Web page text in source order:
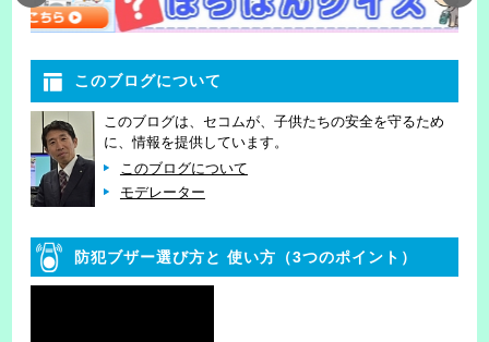
このブログについて
このブログは、セコムが、子供たちの安全を守るため
に、情報を提供しています。
このブログについて
モデレーター
防犯ブザー選び方と 使い方（3つのポイント）